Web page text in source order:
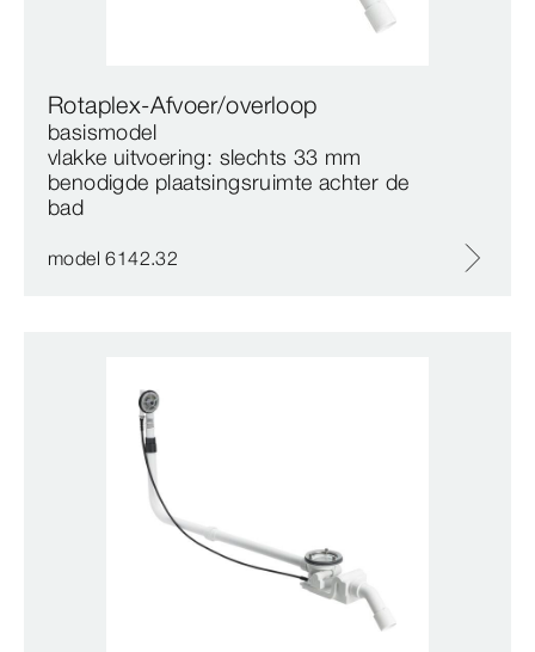
Rotaplex-Afvoer/overloop
basismodel
vlakke uitvoering: slechts 33 mm
benodigde plaatsingsruimte achter de
bad
model 6142.32